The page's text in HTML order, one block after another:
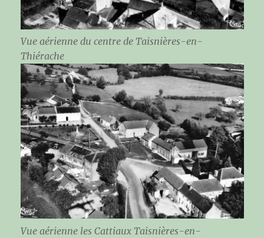
Vue aérienne du centre de Taisnières-en-
Thiérache
Vue aérienne les Cattiaux Taisnières-en-